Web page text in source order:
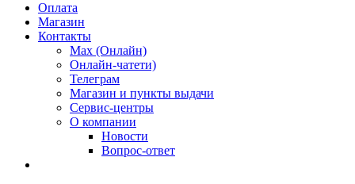
Оплата
Магазин
Контакты
Max (Онлайн)
Онлайн-чатети)
Телеграм
Магазин и пункты выдачи
Сервис-центры
О компании
Новости
Вопрос-ответ